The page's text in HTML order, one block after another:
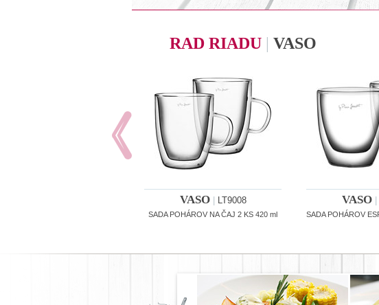
RAD RIADU | VASO
VASO| LT9008
SADA POHÁROV NA ČAJ 2 KS 420 ml
VASO|
SADA POHÁROV